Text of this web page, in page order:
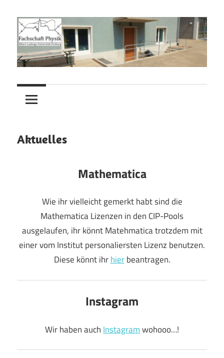
Inhalt
springen
Fachschaft
Physik
Fachschaft
Physik
Aktuelles
Mathematica
Wie ihr vielleicht gemerkt habt sind die
Mathematica Lizenzen in den CIP-Pools
ausgelaufen, ihr könnt Matehmatica trotzdem mit
einer vom Institut personaliersten Lizenz benutzen.
Diese könnt ihrhierbeantragen.
Instagram
Wir haben auch Instagramwohooo…!